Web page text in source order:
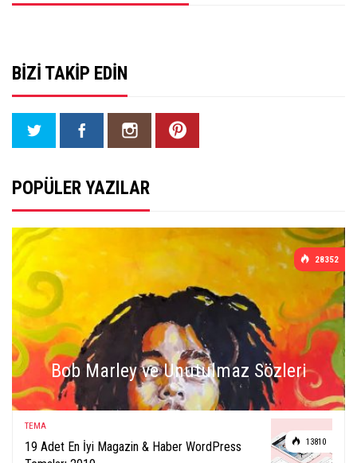
BIZI TAKIP EDIN
POPÜLER YAZILAR
28352
Bob Marley ve Unutulmaz Sözleri
13810
TEMA
19 Adet En İyi Magazin & Haber WordPress